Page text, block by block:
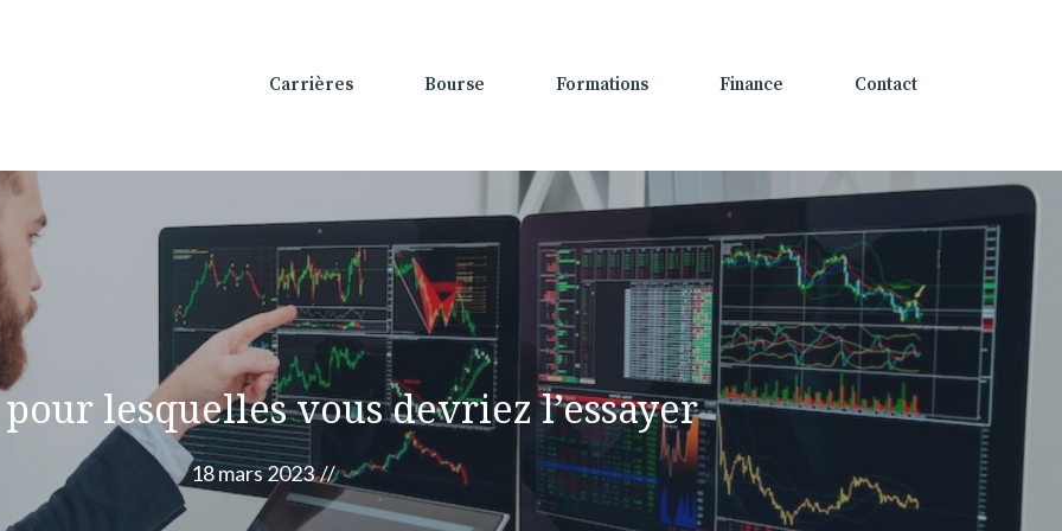
Carrières Bourse Formations Finance Contact
lesquelles vous devriez l’essayer
18 mars 2023 //